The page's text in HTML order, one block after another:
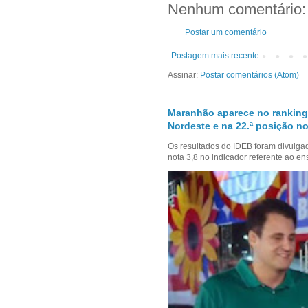
Nenhum comentário:
Postar um comentário
Postagem mais recente
Assinar: Postar comentários (Atom)
Maranhão aparece no
Nordeste e na 22.ª posição
Os resultados do IDEB foram
nota 3,8 no indicador referente ao